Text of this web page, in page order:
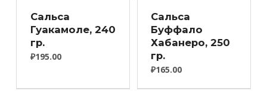
Сальса
Гуакамоле, 240
гр.
₽195.00
Cальса
Буффало
Хабанеро, 250
гр.
₽165.00